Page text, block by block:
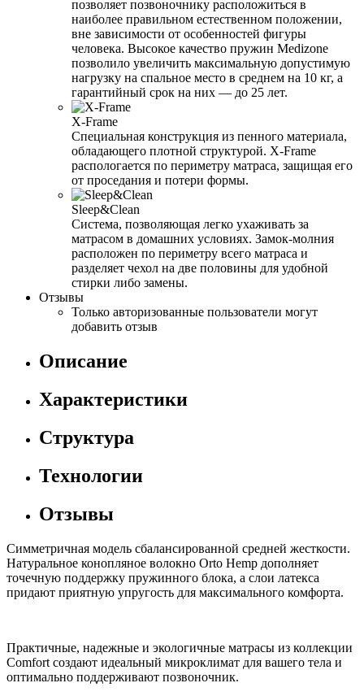
позволяет позвоночнику расположиться в
наиболее правильном естественном положении,
вне зависимости от особенностей фигуры
человека. Высокое качество пружин Medizone
позволило увеличить максимальную допустимую
нагрузку на спальное место в среднем на 10 кг, а
гарантийный срок на них — до 25 лет.
X-Frame
Специальная конструкция из пенного материала,
обладающего плотной структурой. X-Frame
распологается по периметру матраса, защищая его
от проседания и потери формы.
Sleep&Clean
Система, позволяющая легко ухаживать за
матрасом в домашних условиях. Замок-молния
расположен по периметру всего матраса и
разделяет чехол на две половины для удобной
стирки либо замены.
Отзывы
Только авторизованные пользователи могут
добавить отзыв
Описание
Характеристики
Структура
Технологии
Отзывы
Симметричная модель сбалансированной средней жесткости.
Натуральное конопляное волокно Orto Hemp дополняет
точечную поддержку пружинного блока, а слои латекса
придают приятную упругость для максимального комфорта.
Практичные, надежные и экологичные матрасы из коллекции
Comfort создают идеальный микроклимат для вашего тела и
оптимально поддерживают позвоночник.